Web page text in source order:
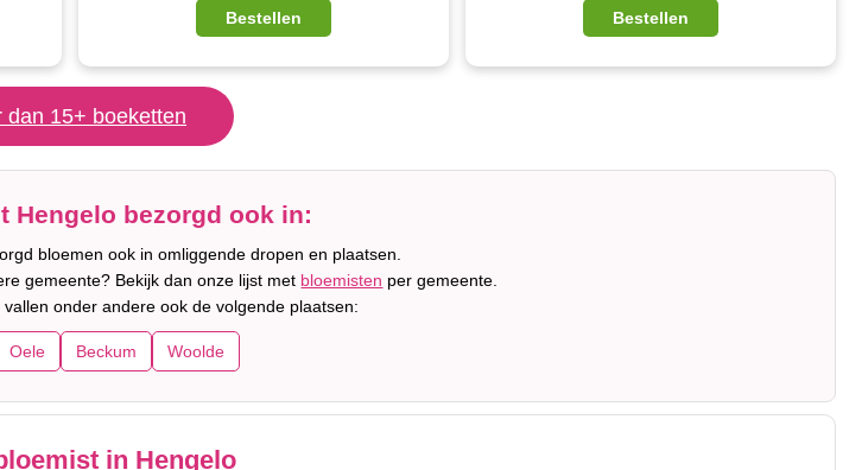
Bestellen Bestellen
dan 15+ boeketten
Hengelo bezorgd ook in:
bloemen ook in omliggende dropen en plaatsen.
gemeente? Bekijk dan onze lijst met bloemisten per gemeente.
onder andere ook de volgende plaatsen:
Oele Beckum Woolde
in Hengelo